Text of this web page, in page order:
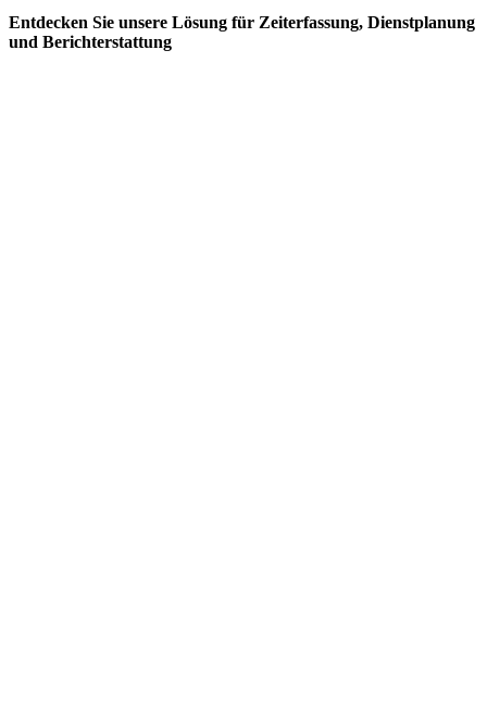
Entdecken Sie unsere Lösung für Zeiterfassung, Dienstplanung
und Berichterstattung